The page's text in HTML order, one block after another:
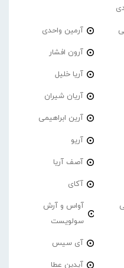
آرمین واحدی
آرون افشار
آریا خلیل
آریان شیران
آرین ابراهیمی
آریو
آصف آریا
آکای
آواس و آرش
سولویست
آی سیس
آیدین عطا